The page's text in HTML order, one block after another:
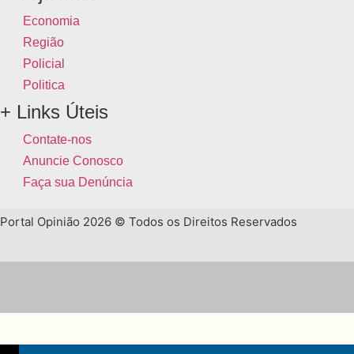
Economia
Região
Policial
Politica
+ Links Úteis
Contate-nos
Anuncie Conosco
Faça sua Denúncia
Portal Opinião 2026 © Todos os Direitos Reservados